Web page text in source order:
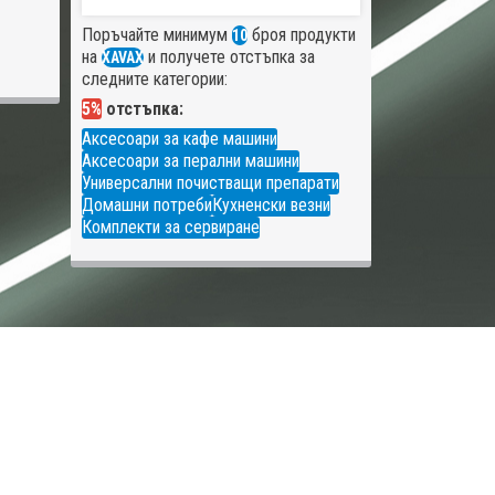
Поръчайте минимум 10броя продукти
на XAVAXи получете отстъпка за
следните категории:
5% отстъпка:
Аксесоари за кафе машини
Аксесоари за перални машини
Универсални почистващи препарати
Домашни потребиКухненски везни
Комплекти за сервиране